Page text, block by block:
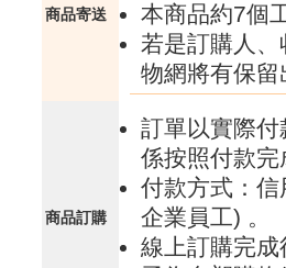
商品寄送
本商品約7個
若是訂購人
物網將有保
商品訂購
訂單以實際
係按照付款
付款方式：
企業員工) 。
線上訂購完